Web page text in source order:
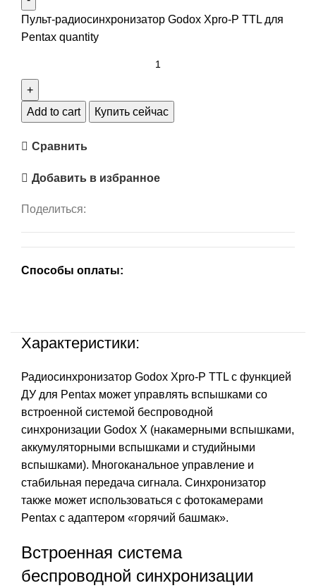
Пульт-радиосинхронизатор Godox Xpro-P TTL для
Pentax quantity
Add to cart Купить сейчас
Сравнить
Добавить в избранное
Поделиться:
Способы оплаты:
Характеристики:
Радиосинхронизатор Godox Xpro-P TTL с функцией
ДУ для Pentax может управлять вспышками со
встроенной системой беспроводной
синхронизации Godox X (накамерными вспышками,
аккумуляторными вспышками и студийными
вспышками). Многоканальное управление и
стабильная передача сигнала. Синхронизатор
также может использоваться с фотокамерами
Pentax с адаптером «горячий башмак».
Встроенная система
беспроводной синхронизации